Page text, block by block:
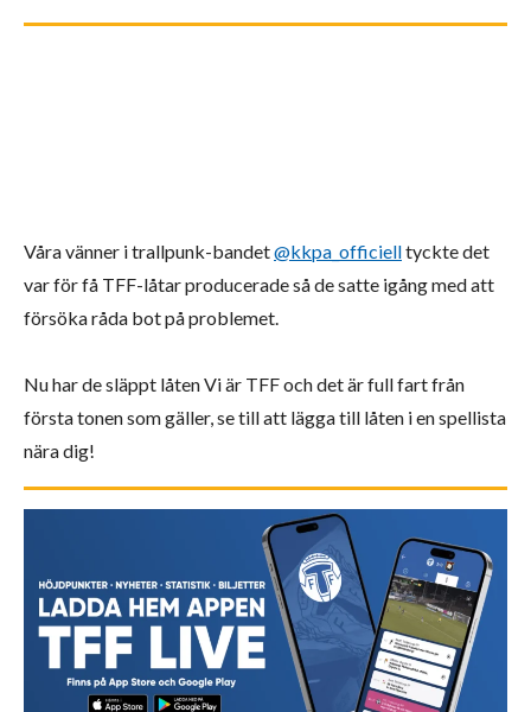
Våra vänner i trallpunk-bandet@kkpa_officielltyckte det
var för få TFF-låtar producerade så de satte igång med att
försöka råda bot på problemet.
Nu har de släppt låten Vi är TFF och det är full fart från
första tonen som gäller, se till att lägga till låten i en spellista
nära dig!